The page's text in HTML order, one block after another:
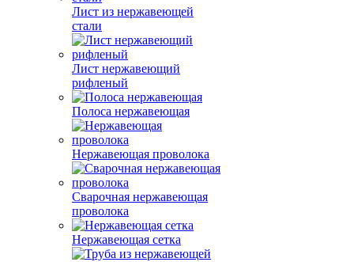
Лист из нержавеющей
стали
Лист нержавеющий
рифленый
Полоса нержавеющая
Нержавеющая проволока
Сварочная нержавеющая
проволока
Нержавеющая сетка